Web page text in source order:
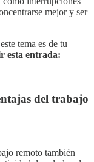
mejor y ser
tema es de tu
esta entrada:
del trabajo
remoto también